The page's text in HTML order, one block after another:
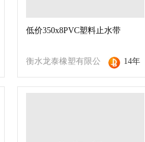
低价350x8PVC塑料止水带
衡水龙泰橡塑有限公
司
14年